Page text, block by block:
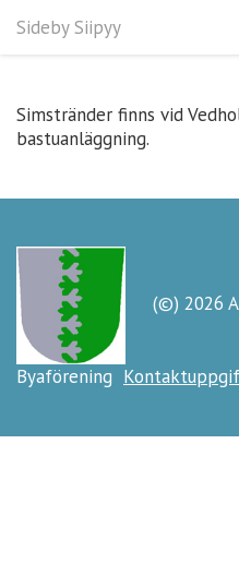
Sideby Siipyy
Simstränder finns vid
bastuanläggning.
(©) 2026
Byaförening